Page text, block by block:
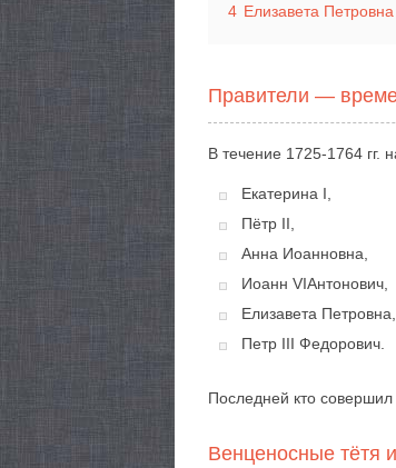
4 Елизавета Петровна
Правители —
В течение 1725-1764 гг.
Екатерина I,
Пётр II,
Анна Иоанновна,
Иоанн VIАнтонович,
Елизавета Петровна,
Петр III Федорович.
Последней кто совершил
Венценосные тётя